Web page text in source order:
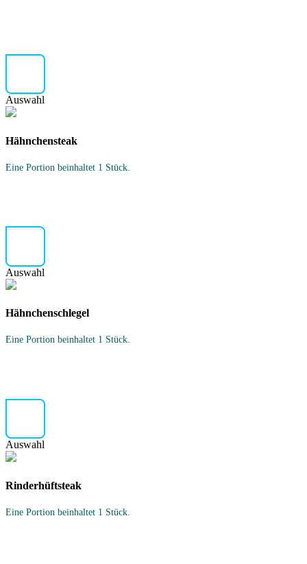
Auswahl
Hähnchensteak
Eine Portion beinhaltet 1 Stück.
Auswahl
Hähnchenschlegel
Eine Portion beinhaltet 1 Stück.
Auswahl
Rinderhüftsteak
Eine Portion beinhaltet 1 Stück.